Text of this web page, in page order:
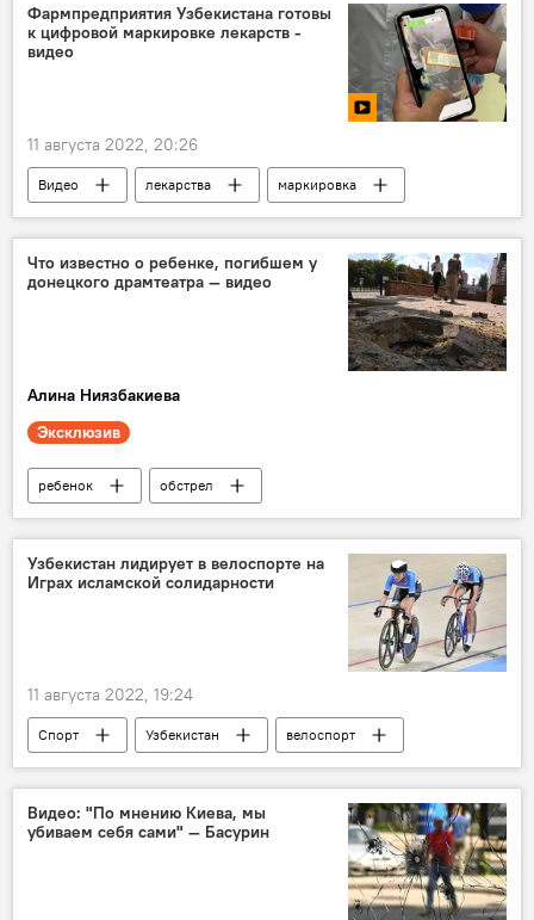
Фармпредприятия Узбекистана готовы
к цифровой маркировке лекарств -
видео
11 августа 2022, 20:26
Видео лекарства маркировка
Что известно о ребенке, погибшем у
донецкого драмтеатра — видео
Алина Ниязбакиева
Эксклюзив
ребенок
обстрел
Донбасс: путь к новой жизни
Узбекистан лидирует в велоспорте на
Играх исламской солидарности
11 августа 2022, 19:24
Спорт Узбекистан
велоспорт
спортивные соревнования
Лидер
Видео: "По мнению Киева, мы
убиваем себя сами" — Басурин